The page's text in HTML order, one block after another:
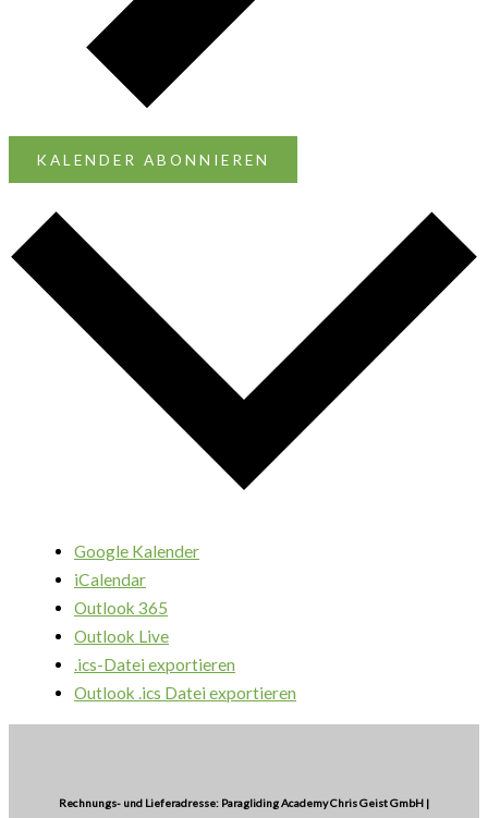
KALENDER ABONNIEREN
Google Kalender
iCalendar
Outlook 365
Outlook Live
.ics-Datei exportieren
Outlook .ics Datei exportieren
Rechnungs- und Lieferadresse: Paragliding Academy Chris Geist GmbH |